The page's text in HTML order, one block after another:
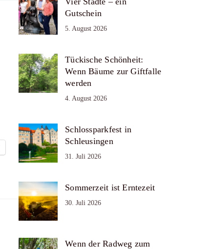
Gutschein
5. August 2026
Tückische Schönheit:
Wenn Bäume zur Giftfalle
werden
4. August 2026
Schlossparkfest in
Schleusingen
31. Juli 2026
Sommerzeit ist Erntezeit
30. Juli 2026
Wenn der Radweg zum